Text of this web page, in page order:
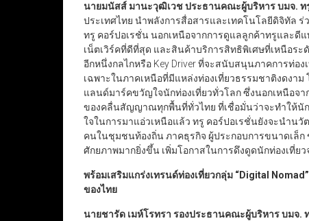
นายมนัสส์ มานะวุฒิเวช ประธานคณะผู้บริหาร บมจ. ท
ประเทศไทย นำพลังการสื่อสารและเทคโนโลยีดิจิทัล
ทรู คอร์ปอเรชั่น นอกเหนือจากการดูแลลูกค้าทรูและ
เน็ตเวิร์คที่ดีที่สุด และสินค้าบริการสิทธิพิเศษที่เหนือร
อีกหนึ่งกลไกหรือ Key Driver ที่จะสนับสนุนภาคการท่อ
เฉพาะในภาคเหนือที่มีแหล่งท่องเที่ยวธรรมชาติงดงา
แลนด์มาร์คขวัญใจนักท่องเที่ยวทั่วโลก ซึ่งนอกเหนือจา
ของคลื่นสัญญาณทุกพื้นที่ทั่วไทย ที่เชื่อมั่นว่าจะทำให้นั
ใจในการมาแอ่วเหนือแล้ว ทรู คอร์ปอเรชั่นยังจะนำน
คนในชุมชนท้องถิ่น ภาคธุรกิจ ผู้ประกอบการขนาดเล็
ศักยภาพมากยิ่งขึ้น เพิ่มโอกาสในการดึงดูดนักท่องเที่ย
พร้อมเสริมแกร่งเทรนด์ท่องเที่ยวกลุ่ม “Digital Nomad”
ของไทย
นายชารัด เมห์โรทรา รองประธานคณะผู้บริหาร บมจ.